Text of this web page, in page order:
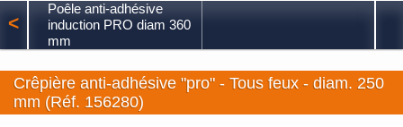
<
Poêle anti-adhésive
induction PRO diam 360
mm
Crêpière anti-adhésive "pro" - Tous feux - diam. 250
mm (Réf. 156280)